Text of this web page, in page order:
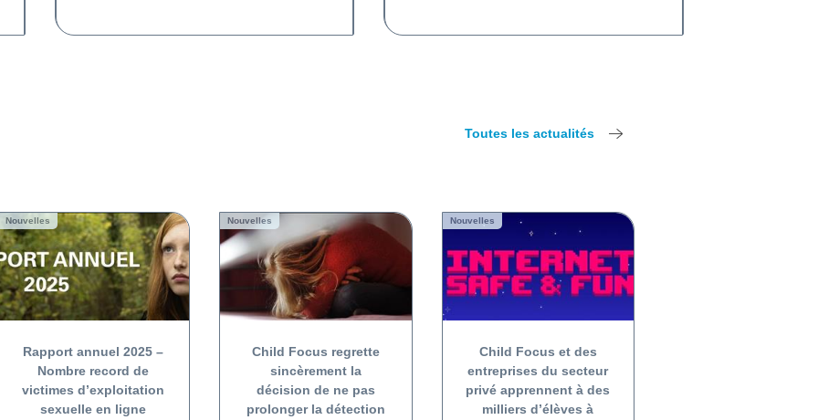
Toutes les actualités
Nouvelles
Rapport annuel 2025 –
Nombre record de
victimes d’exploitation
sexuelle en ligne
Nouvelles
Child Focus regrette
sincèrement la
décision de ne pas
prolonger la détection
Nouvelles
Child Focus et des
entreprises du secteur
privé apprennent à des
milliers d’élèves à